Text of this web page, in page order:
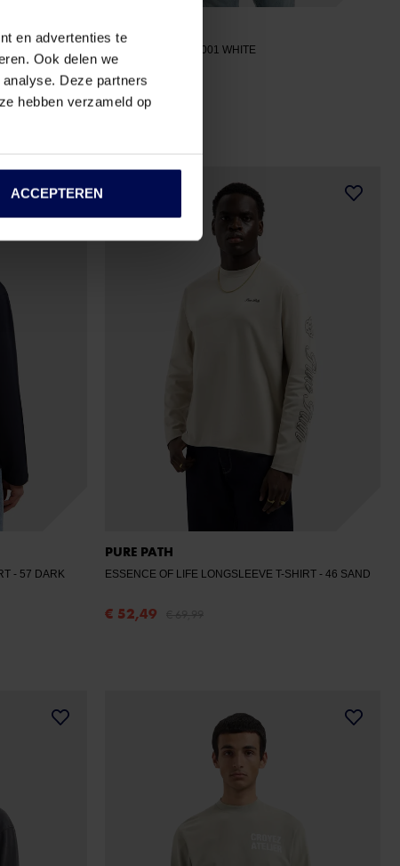
en advertenties te
Ook delen we
Deze partners
hebben verzameld op
ACCEPTEREN
- 40001 WHITE
€ 67,49
- 57 DARK
PURE PATH
ESSENCE OF LIFE LONGSLEEVE T-SHIRT - 46 SAND
€ 52,49